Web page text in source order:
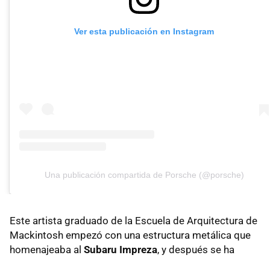
Ver esta publicación en Instagram
Una publicación compartida de Porsche (@porsche)
Este artista graduado de la Escuela de Arquitectura de
Mackintosh empezó con una estructura metálica que
homenajeaba al Subaru Impreza, y después se ha